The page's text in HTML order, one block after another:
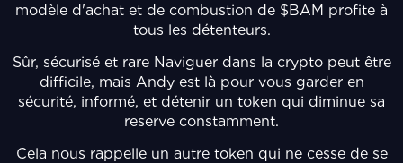
modèle d'achat et de combustion de $BAM profite à
tous les détenteurs.
Sûr, sécurisé et rare Naviguer dans la crypto peut être
difficile, mais Andy est là pour vous garder en
sécurité, informé, et détenir un token qui diminue sa
reserve constamment.
Cela nous rappelle un autre token qui ne cesse de se